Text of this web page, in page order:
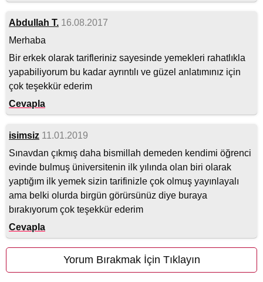
Abdullah T. 16.08.2017
Merhaba
Bir erkek olarak tarifleriniz sayesinde yemekleri rahatlıkla
yapabiliyorum bu kadar ayrıntılı ve güzel anlatımınız için
çok teşekkür ederim
Cevapla
isimsiz 11.01.2019
Sınavdan çıkmış daha bismillah demeden kendimi öğrenci
evinde bulmuş üniversitenin ilk yılında olan biri olarak
yaptığım ilk yemek sizin tarifinizle çok olmuş yayınlayalı
ama belki olurda birgün görürsünüz diye buraya
bırakıyorum çok teşekkür ederim
Cevapla
Yorum Bırakmak İçin Tıklayın